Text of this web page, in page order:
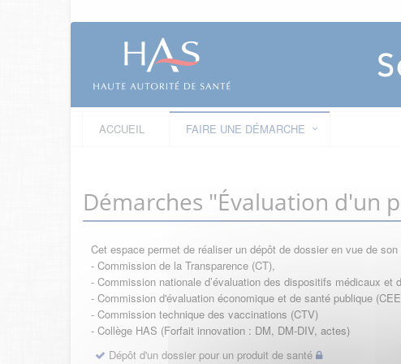
ACCUEIL FAIRE UNE DÉMARCHE
Démarches "Évaluation d'un
Cet espace permet de réaliser un dépôt de dossier en vue de
- Commission de la Transparence (CT),
- Commission nationale d’évaluation des dispositifs médicaux et
- Commission d'évaluation économique et de santé publique
- Commission technique des vaccinations (CTV)
- Collège HAS (Forfait innovation : DM, DM-DIV, actes)
Dépôt d'un dossier pour un produit de santé